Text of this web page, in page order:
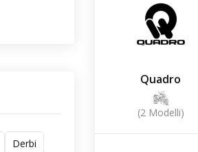
Derbi
Quadro
(2 Modelli)